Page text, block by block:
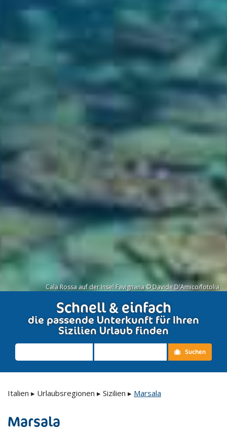
Cala Rossa auf der Insel Favignana © Davide D'Amico/fotolia
Schnell & einfach
die passende Unterkunft für Ihren
Sizilien Urlaub finden
Suchen
Italien ▸ Urlaubsregionen ▸ Sizilien ▸ Marsala
Marsala